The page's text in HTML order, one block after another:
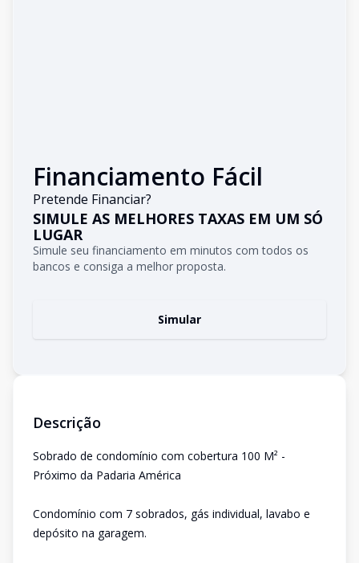
Financiamento Fácil
Pretende Financiar?
SIMULE AS MELHORES TAXAS EM UM SÓ
LUGAR
Simule seu financiamento em minutos com todos os
bancos e consiga a melhor proposta.
Simular
Descrição
Sobrado de condomínio com cobertura 100 M² -
Próximo da Padaria América
Condomínio com 7 sobrados, gás individual, lavabo e
depósito na garagem.